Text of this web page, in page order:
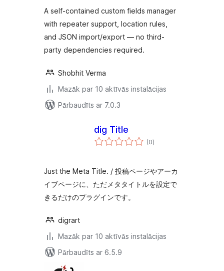
A self-contained custom fields manager
with repeater support, location rules,
and JSON import/export — no third-
party dependencies required.
Shobhit Verma
Mazāk par 10 aktīvās instalācijas
Pārbaudīts ar 7.0.3
dig Title
(0vērtējumu
kopsumma
)
Just the Meta Title. / 投稿ページやアーカ
イブページに、ただメタタイトルを設定で
きるだけのプラグインです。
digrart
Mazāk par 10 aktīvās instalācijas
Pārbaudīts ar 6.5.9